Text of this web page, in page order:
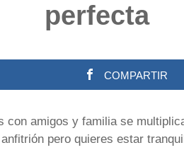
perfecta
COMPARTIR
con amigos y familia se
pero quieres estar